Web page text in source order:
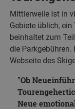
Mittlerweile ist in
Gebiete üblich,
beinhaltet zum
die Parkgebühren.
Webseite des
Ob
Neue